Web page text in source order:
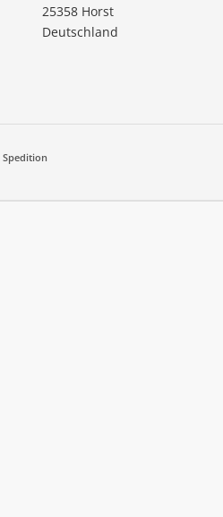
25358 Horst
Deutschland
Spedition